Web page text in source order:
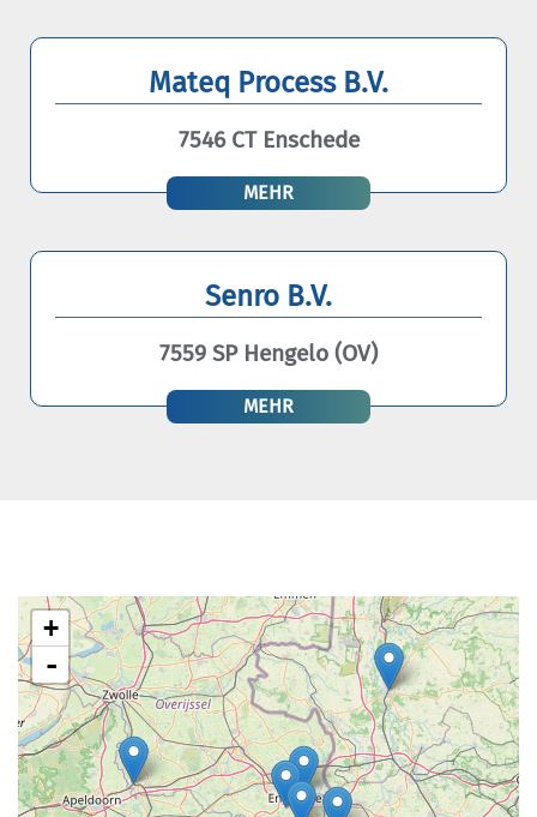
Mateq Process B.V.
7546 CT Enschede
MEHR
Senro B.V.
7559 SP Hengelo (OV)
MEHR
+
-